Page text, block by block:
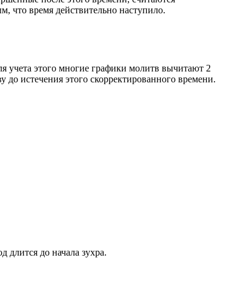
что время действительно наступило.
учета этого многие графики молитв вычитают 2
истечения этого скорректированного времени.
длится до начала зухра.